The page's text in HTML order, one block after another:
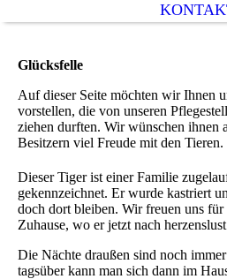
Glücksfelle
Auf dieser Seite möchten wir Ihnen
vorstellen, die von unseren
ziehen durften. Wir wünschen ihnen
Besitzern viel Freude mit den Tieren.
Dieser Tiger ist einer Familie
gekennzeichnet. Er wurde kastriert
doch dort bleiben. Wir freuen uns für
Zuhause, wo er jetzt nach
Die Nächte draußen sind noch
tagsüber kann man sich dann im